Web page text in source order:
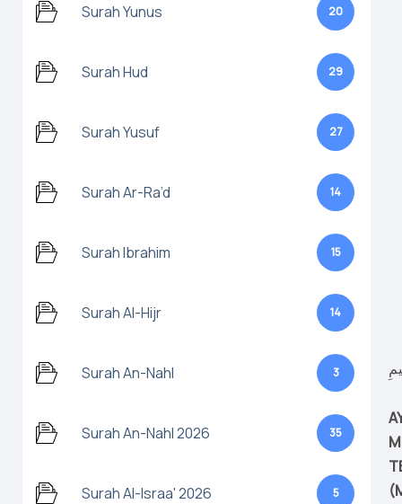
Surah Yunus 20
Surah Hud 29
Surah Yusuf 27
Surah Ar-Ra’d 14
Surah Ibrahim 15
Surah Al-Hijr 14
Surah An-Nahl 3
Surah An-Nahl 2026 35
Surah Al-Israa' 2026 5